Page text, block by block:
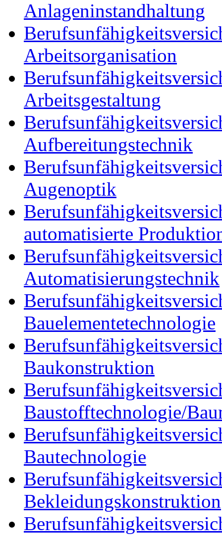
Anlageninstandhaltung
Arbeitsorganisation
Arbeitsgestaltung
Aufbereitungstechnik
Augenoptik
automatisierte
Automatisierungstechnik
Bauelementetechnologie
Baukonstruktion
Baustofftechnologie/
Bautechnologie
Bekleidungskonstruktion